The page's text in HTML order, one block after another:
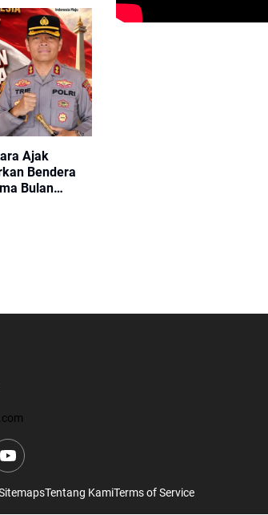
Ajak
Bendera
Bulan
Tentang KamiTerms of Service